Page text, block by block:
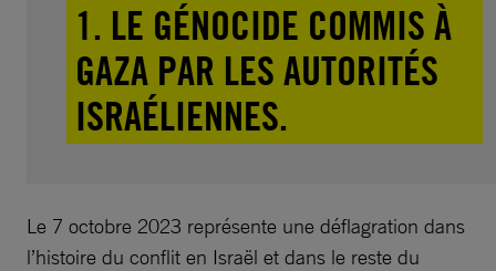
1. LE GÉNOCIDE COMMIS À
GAZA PAR LES AUTORITÉS
ISRAÉLIENNES.
Le 7 octobre 2023 représente une déflagration dans
l’histoire du conflit en Israël et dans le reste du